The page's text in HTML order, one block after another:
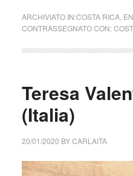
ARCHIVIATO IN:COSTA RICA,
CONTRASSEGNATO CON:
Teresa
(Italia)
20/01/2020 BYCARLAITA